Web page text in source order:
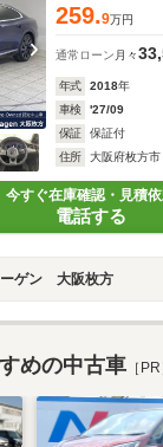
259.9万円
通常ローン 月々
年式 2018年
車検
'27/09
保証
保証付
住所
大阪府枚方市
今すぐ在庫確認・見積
電話する
ーゲン 大阪枚方
めの中古車 ［PR